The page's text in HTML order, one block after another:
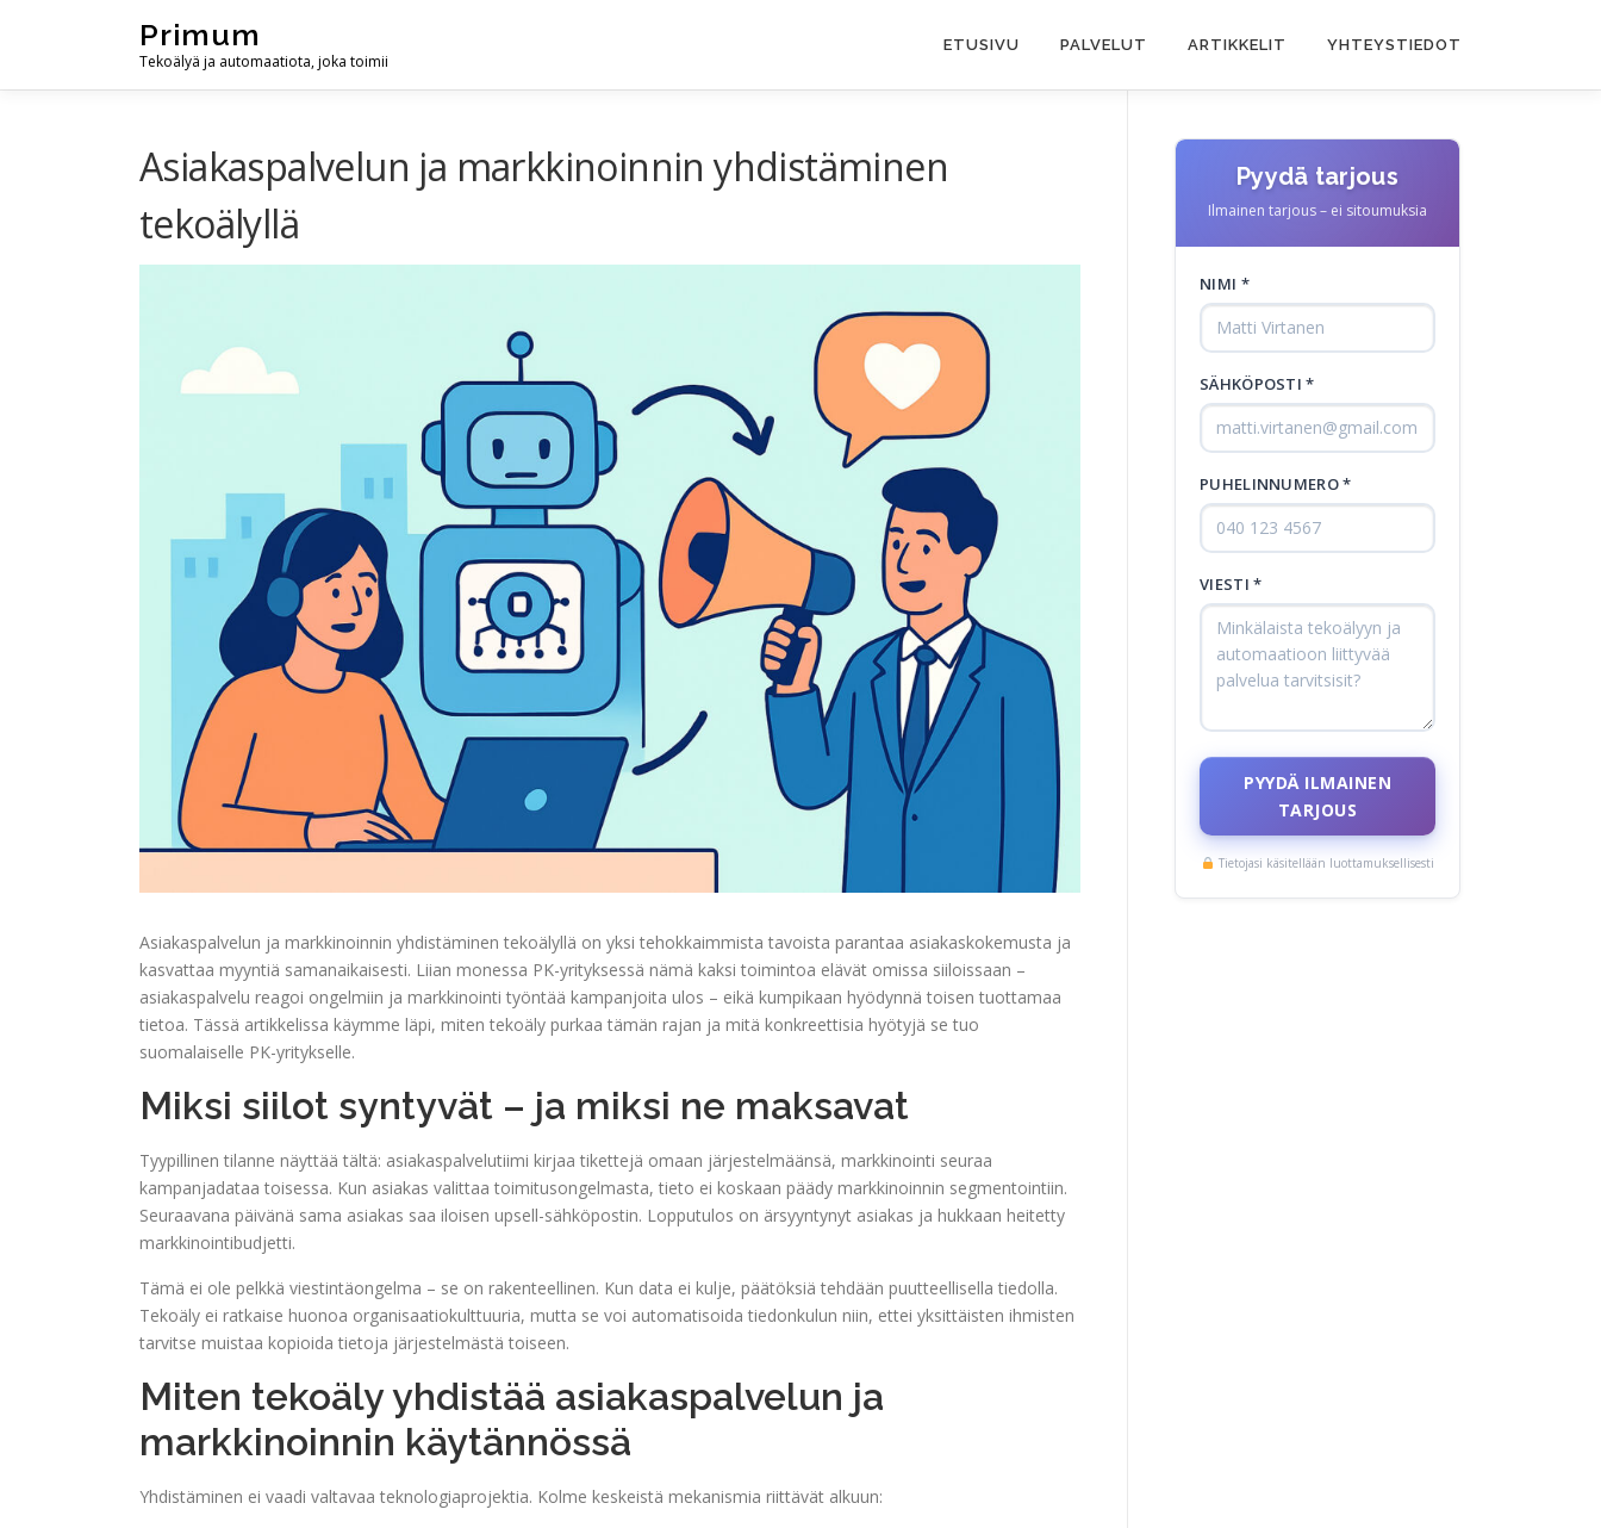
Primum
Tekoälyä ja automaatiota, joka toimii
ETUSIVU PALVELUT ARTIKKELIT YHTEYSTIEDOT
Asiakaspalvelun ja markkinoinnin yhdistäminen
tekoälyllä
Asiakaspalvelun ja markkinoinnin yhdistäminen tekoälyllä on yksi tehokkaimmista tavoista parantaa asiakaskokemusta ja
kasvattaa myyntiä samanaikaisesti. Liian monessa PK-yrityksessä nämä kaksi toimintoa elävät omissa siiloissaan –
asiakaspalvelu reagoi ongelmiin ja markkinointi työntää kampanjoita ulos – eikä kumpikaan hyödynnä toisen tuottamaa
tietoa. Tässä artikkelissa käymme läpi, miten tekoäly purkaa tämän rajan ja mitä konkreettisia hyötyjä se tuo
suomalaiselle PK-yritykselle.
Miksi siilot syntyvät – ja miksi ne maksavat
Tyypillinen tilanne näyttää tältä: asiakaspalvelutiimi kirjaa tikettejä omaan järjestelmäänsä, markkinointi seuraa
kampanjadataa toisessa. Kun asiakas valittaa toimitusongelmasta, tieto ei koskaan päädy markkinoinnin segmentointiin.
Seuraavana päivänä sama asiakas saa iloisen upsell-sähköpostin. Lopputulos on ärsyyntynyt asiakas ja hukkaan heitetty
markkinointibudjetti.
Tämä ei ole pelkkä viestintäongelma – se on rakenteellinen. Kun data ei kulje, päätöksiä tehdään puutteellisella tiedolla.
Tekoäly ei ratkaise huonoa organisaatiokulttuuria, mutta se voi automatisoida tiedonkulun niin, ettei yksittäisten ihmisten
tarvitse muistaa kopioida tietoja järjestelmästä toiseen.
Miten tekoäly yhdistää asiakaspalvelun ja
markkinoinnin käytännössä
Yhdistäminen ei vaadi valtavaa teknologiaprojektia. Kolme keskeistä mekanismia riittävät alkuun:
Pyydä tarjous
Ilmainen tarjous – ei sitoumuksia
NIMI *
SÄHKÖPOSTI *
PUHELINNUMERO *
VIESTI *
PYYDÄ ILMAINEN
TARJOUS
Tietojasi käsitellään luottamuksellisesti